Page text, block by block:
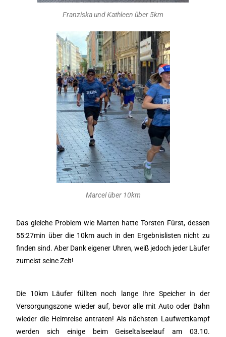
Franziska und Kathleen über 5km
Marcel über 10km
Das gleiche Problem wie Marten hatte Torsten Fürst, dessen
55:27min über die 10km auch in den Ergebnislisten nicht zu
finden sind. Aber Dank eigener Uhren, weiß jedoch jeder Läufer
zumeist seine Zeit!
Die 10km Läufer füllten noch lange Ihre Speicher in der
Versorgungszone wieder auf, bevor alle mit Auto oder Bahn
wieder die Heimreise antraten! Als nächsten Laufwettkampf
werden sich einige beim Geiseltalseelauf am 03.10.